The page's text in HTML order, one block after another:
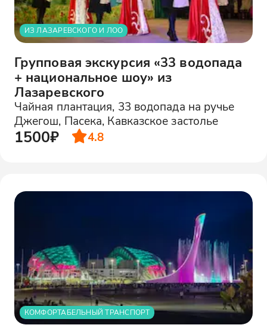
ИЗ ЛАЗАРЕВСКОГО И ЛОО
Групповая экскурсия «33 водопада
+ национальное шоу» из
Лазаревского
Чайная плантация, 33 водопада на ручье
Джегош, Пасека, Кавказское застолье
1500₽ 4.8
КОМФОРТАБЕЛЬНЫЙ ТРАНСПОРТ